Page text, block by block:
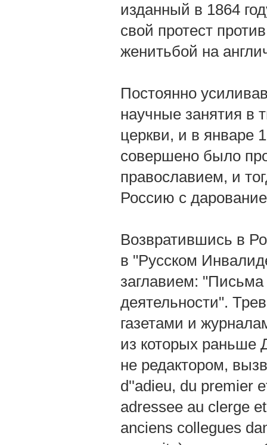
изданный в 1864
свой протест
женитьбой на
Постоянно
научные занятия в
церкви, и в январе
совершено было
православием, и
Россию с
Возвратившись в
в "Русском
заглавием: "Письма
деятельности".
газетами и
из которых раньше
не редактором,
d''adieu, du premier
adressee au clerge
anciens collegues